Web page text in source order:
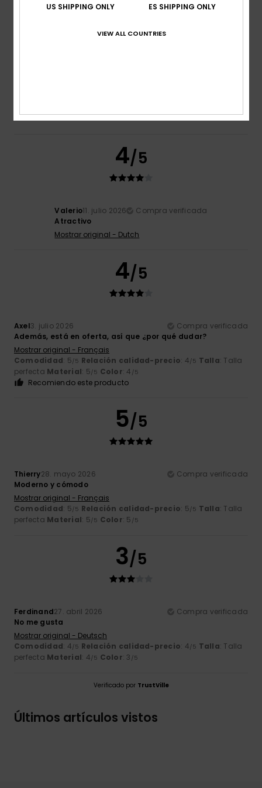
4/5
Valerio11. julio 2026
Compra verificada
Atractivo
Mostrar original - Dutch
4/5
Axel3. julio 2026
Compra verificada
Además, está en oferta, así que ¿por qué dudar?
Mostrar original - Français
Comodidad: 5/5 Relación calidad-precio: 4/5 Talla: Talla
perfecta Material: 5/5 Color: 4 /5
Recomiendo este producto
5/5
Thierry28. mayo 2026
Compra verificada
Moderno y cómodo
Mostrar original - Français
Comodidad: 5/5 Relación calidad-precio: 5/5 Talla: Talla
perfecta Material: 5/5 Color: 5 /5
3/5
Ferdinand27. abril 2026
Compra verificada
No me gusta
Mostrar original - Deutsch
Comodidad: 4/5 Relación calidad-precio: 4/5 Talla: Talla
perfecta Material: 4/5 Color: 3 /5
Verificado por TrustVille
Últimos artículos vistos
US SHIPPING ONLY ES SHIPPING ONLY
VIEW ALL COUNTRIES